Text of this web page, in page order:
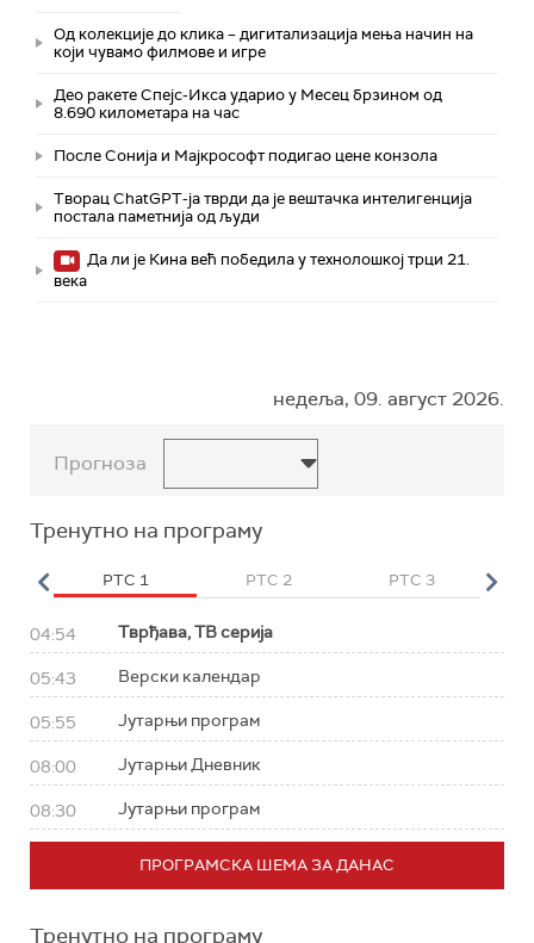
Од колекције до клика – дигитализација мења начин на
који чувамо филмове и игре
Део ракете Спејс-Икса ударио у Месец брзином од
8.690 километара на час
После Сонија и Мајкрософт подигао цене конзола
Творац ChatGPT-ја тврди да је вештачка интелигенција
постала паметнија од људи
Да ли је Кина већ победила у технолошкој трци 21.
века
недеља, 09. август 2026.
Прогноза
Тренутно на програму
РТС 1 РТС 2 РТС 3
04:54 Тврђава, ТВ серија
05:43 Верски календар
05:55 Јутарњи програм
08:00 Јутарњи Дневник
08:30 Јутарњи програм
ПРОГРАМСКА ШЕМА ЗА ДАНАС
Тренутно на програму